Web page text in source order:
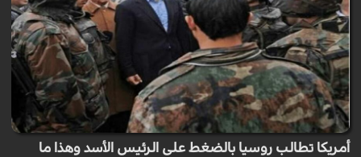
أمريكا تطالب روسيا بالضغط على الرئيس الأسد وهذا ما